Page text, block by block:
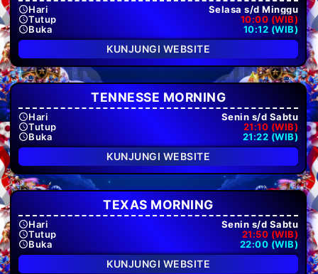
Hari
Selasa s/d Minggu
Tutup
10:00 (WIB)
Buka
10:12 (WIB)
KUNJUNGI WEBSITE
TENNESSE MORNING
Hari
Senin s/d Sabtu
Tutup
21:10 (WIB)
Buka
21:22 (WIB)
KUNJUNGI WEBSITE
TEXAS MORNING
Hari
Senin s/d Sabtu
Tutup
21:50 (WIB)
Buka
22:00 (WIB)
KUNJUNGI WEBSITE